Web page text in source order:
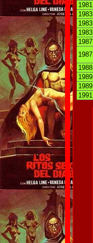
1981
1983
1983
1983
1987
1987
1988
1989
1989
1991